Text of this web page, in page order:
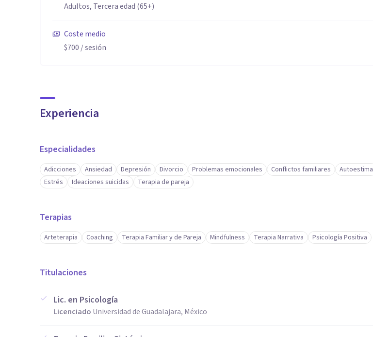
Adultos, Tercera edad (65+)
Coste medio
$700 / sesión
Experiencia
Especialidades
Adicciones Ansiedad Depresión Divorcio Problemas emocionales Conflictos familiares
Autoestima
Estrés
Ideaciones suicidas Terapia de pareja
Terapias
Arteterapia Coaching Terapia Familiar y de Pareja Mindfulness Terapia Narrativa Psicología Positiva
Titulaciones
Lic. en Psicología
Licenciado Universidad de Guadalajara, México